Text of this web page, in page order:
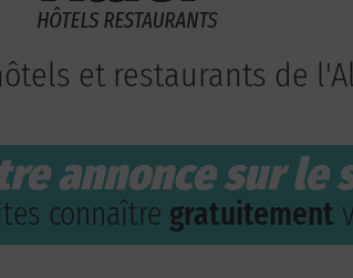
et restaurants de
annonce sur le
connaître gratuitement